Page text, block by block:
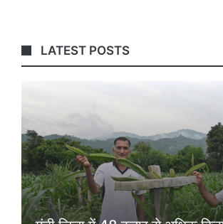
LATEST POSTS